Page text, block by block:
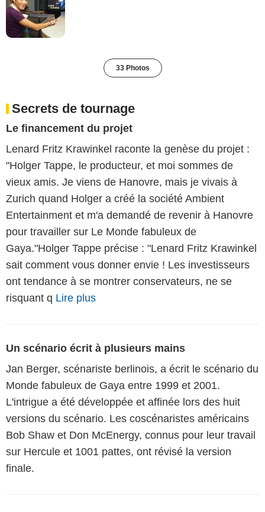
33 Photos
Secrets de tournage
Le financement du projet
Lenard Fritz Krawinkel raconte la genèse du projet :
"Holger Tappe, le producteur, et moi sommes de
vieux amis. Je viens de Hanovre, mais je vivais à
Zurich quand Holger a créé la société Ambient
Entertainment et m'a demandé de revenir à Hanovre
pour travailler sur Le Monde fabuleux de
Gaya."Holger Tappe précise : "Lenard Fritz Krawinkel
sait comment vous donner envie ! Les investisseurs
ont tendance à se montrer conservateurs, ne se
risquant q Lire plus
Un scénario écrit à plusieurs mains
Jan Berger, scénariste berlinois, a écrit le scénario du
Monde fabuleux de Gaya entre 1999 et 2001.
L'intrigue a été développée et affinée lors des huit
versions du scénario. Les coscénaristes américains
Bob Shaw et Don McEnergy, connus pour leur travail
sur Hercule et 1001 pattes, ont révisé la version
finale.